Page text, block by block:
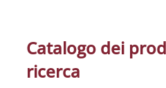
Catalogo dei
ricerca